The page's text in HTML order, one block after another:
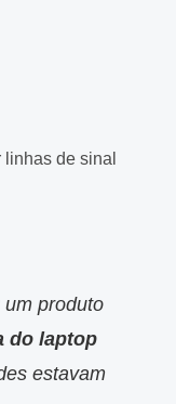
linhas de sinal
produto
do laptop
estavam